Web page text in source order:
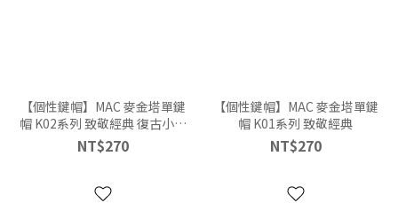
【個性鍵帽】MAC 麥金塔單鍵
帽 K02系列 致敬經典 復古小電
視 透光鍵帽
NT$270
【個性鍵帽】MAC 麥金塔單鍵
帽 K01系列 致敬經典
NT$270